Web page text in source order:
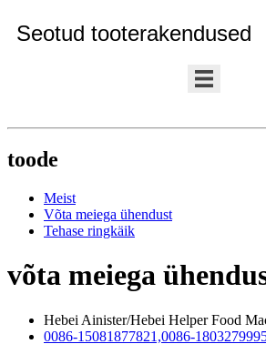
toode
Võta meiega ühendust
Tehase ringkäik
0086-15081877821,0086-
jerry@ihelper.net